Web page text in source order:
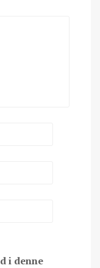
i denne